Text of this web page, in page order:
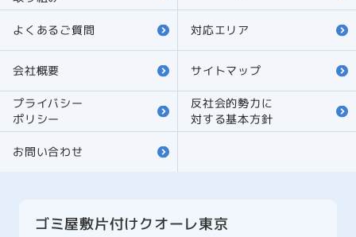
ゴミ屋敷片付けクオーレ東京
よくあるご質問 対応エリア
会社概要 サイトマップ
プライバシー
ポリシー
反社会的勢力に
対する基本方針
お問い合わせ